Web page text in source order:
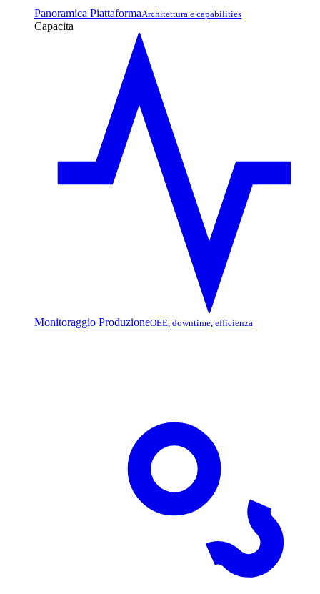
Panoramica PiattaformaArchitettura e capabilities
Capacita
Monitoraggio ProduzioneOEE, downtime, efficienza